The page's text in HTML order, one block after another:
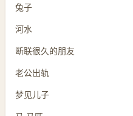
兔子
河水
断联很久的朋友
老公出轨
梦见儿子